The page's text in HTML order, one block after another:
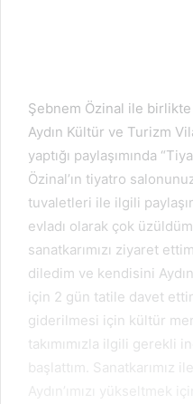
Şebnem Özinal ile
Aydın Kültür ve Turizm
yaptığı paylaşımında
Özinal’ın tiyatro
tuvaletleri ile ilgili
evladı olarak çok
sanatkarımızı ziyaret
diledim ve kendisini
için 2 gün tatile davet
giderilmesi için kültür
takımımızla ilgili gerekli
başlattım. Sanatkarımız